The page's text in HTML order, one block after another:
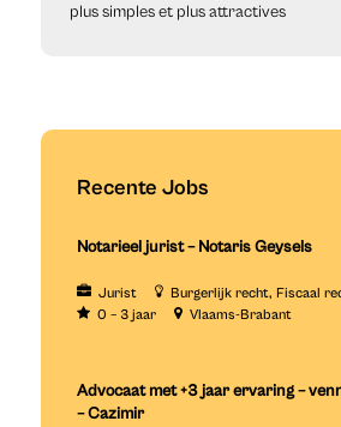
plus simples et plus attractives
Recente Jobs
Notarieel jurist – Notaris Geysels
Jurist Burgerlijk recht Fiscaal
0 – 3 jaar
Vlaams-Brabant
Advocaat met +3 jaar ervaring –
– Cazimir